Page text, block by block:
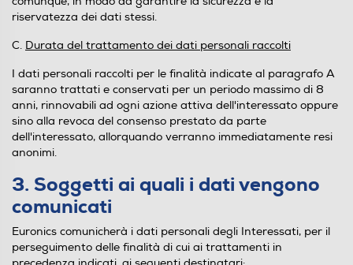
riservatezza dei dati stessi.
C. Durata del trattamento dei dati personali raccolti
I dati personali raccolti per le finalità indicate al paragrafo A
saranno trattati e conservati per un periodo massimo di 8
anni, rinnovabili ad ogni azione attiva dell'interessato oppure
sino alla revoca del consenso prestato da parte
dell'interessato, allorquando verranno immediatamente resi
anonimi.
3. Soggetti ai quali i dati vengono
comunicati
Euronics comunicherà i dati personali degli Interessati, per il
perseguimento delle finalità di cui ai trattamenti in